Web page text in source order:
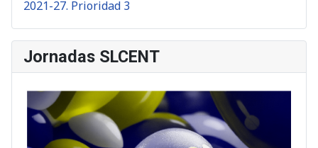
2021-27. Prioridad 3
Jornadas SLCENT